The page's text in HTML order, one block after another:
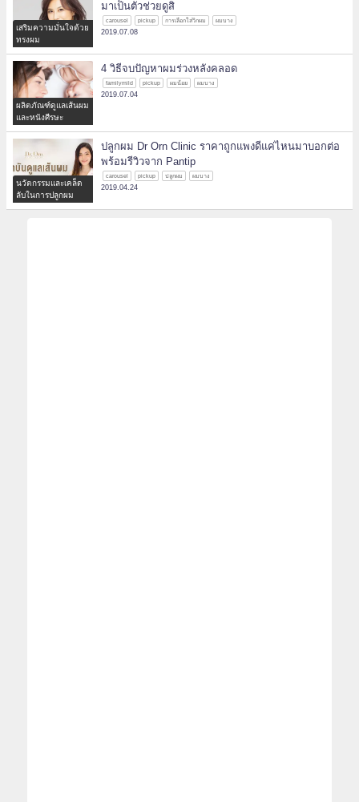
เสริมความมั่นใจด้วย
ทรงผม
มาเป็นตัวช่วยดูสิ
carousel pickup การเลือกใส่วิกผม ผมบาง
2019.07.08
ผลิตภัณฑ์ดูแลเส้นผม
และหนังศีรษะ
4 วิธีจบปัญหาผมร่วงหลังคลอด
familymild pickup ผมน้อย ผมบาง
2019.07.04
นวัตกรรมและเคล็ด
ลับในการปลูกผม
ปลูกผม Dr Orn Clinic ราคาถูกแพงดีแค่ไหนมาบอกต่อ
พร้อมรีวิวจาก Pantip
carousel pickup ปลูกผม ผมบาง
2019.04.24